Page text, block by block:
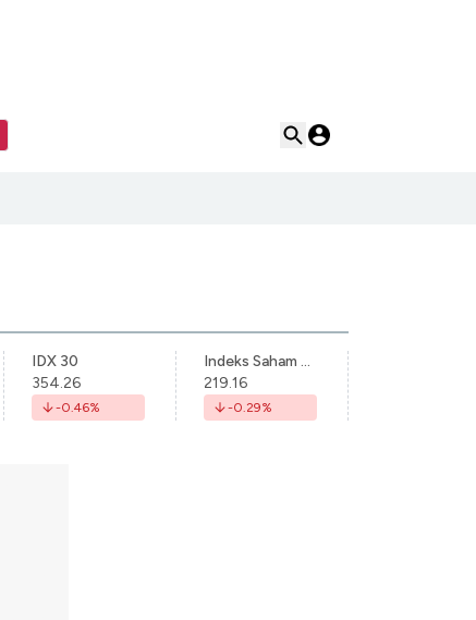
IDX 30
354.26
-0.46%
Indeks Saham Syariah Indonesia
219.16
-0.29%